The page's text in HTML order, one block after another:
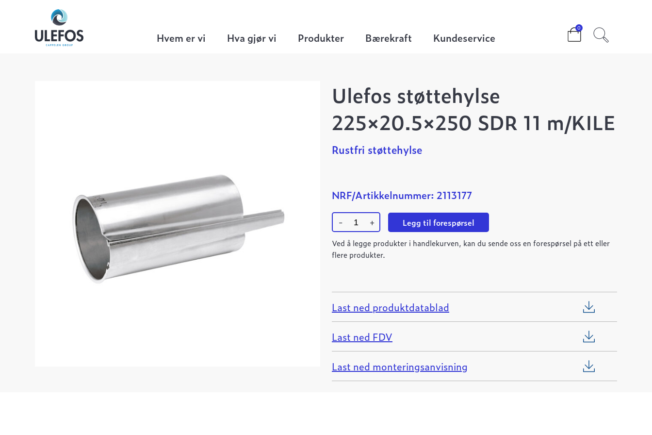
0
Hvem er vi Hva gjør vi Produkter Bærekraft Kundeservice
Ulefos>
Ulefos støttehylse
225×20.5×250 SDR 11 m/KILE
Rustfri støttehylse
NRF/Artikkelnummer: 2113177
-
Ulefos
støttehylse
225x20.5x250
SDR
+ Legg til forespørsel
Ved å legge produkter i handlekurven, kan du sende oss en forespørsel på ett eller
flere produkter.
Last ned produktdatablad
Last ned FDV
Last ned monteringsanvisning